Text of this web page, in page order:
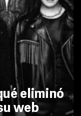
eliminó
web